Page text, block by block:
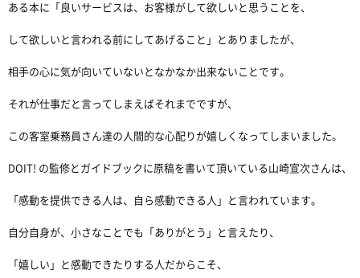
ある本に「良いサービスは、お客様がして欲しいと思うことを、
して欲しいと言われる前にしてあげること」とありましたが、
相手の心に気が向いていないとなかなか出来ないことです。
それが仕事だと言ってしまえばそれまでですが、
この客室乗務員さん達の人間的な心配りが嬉しくなってしまいました。
DOIT! の監修とガイドブックに原稿を書いて頂いている山崎宣次さんは、
「感動を提供できる人は、自ら感動できる人」と言われています。
自分自身が、小さなことでも「ありがとう」と言えたり、
「嬉しい」と感動できたりする人だからこそ、